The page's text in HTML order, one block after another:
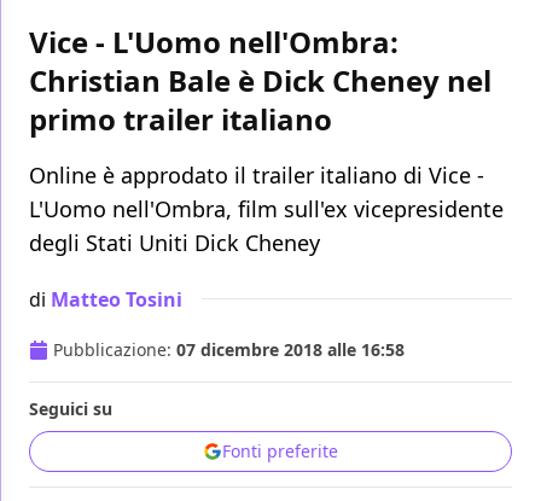
Vice - L'Uomo nell'Ombra:
Christian Bale è Dick Cheney nel
primo trailer italiano
Online è approdato il trailer italiano di Vice -
L'Uomo nell'Ombra, film sull'ex vicepresidente
degli Stati Uniti Dick Cheney
di Matteo Tosini
Pubblicazione: 07 dicembre 2018 alle 16:58
Seguici su
Fonti preferite